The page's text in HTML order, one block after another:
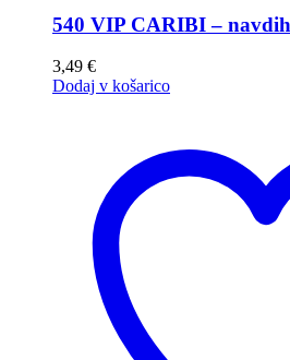
540 VIP CARIBI –
3,49 €
Dodaj v košarico